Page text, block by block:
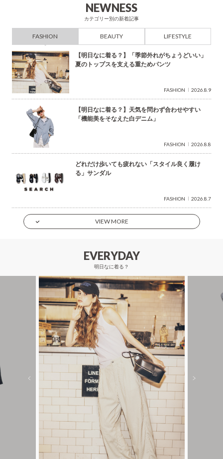
NEWNESS
カテゴリー別の新着記事
FASHION BEAUTY LIFESTYLE
【明日なに着る？】「季節外れがちょうどいい」
夏のトップスを支える重ためパンツ
FASHION 2026.8.9
【明日なに着る？】天気を問わず合わせやすい
「機能美をそなえた白デニム」
FASHION 2026.8.8
どれだけ歩いても疲れない「スタイル良く履け
る」サンダル
FASHION 2026.8.7
VIEW MORE
EVERYDAY
明日なに着る？